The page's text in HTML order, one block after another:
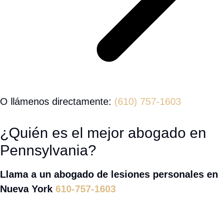
mejor abogado de lesiones personales en
Esa es una pregunta que no
podemos responder por ti, ya que no sería
éticamente correcto hacerlo. Sin embargo,
Con más de140 reseñas en Google y una
podemos decir con confianza que en Rose Harper
Law nuestros clientes han quedado satisfechos
con nuestro trabajo. La atención personalizada y
el compromiso de luchar por la compensación que
mereces son lo que nos distingue.